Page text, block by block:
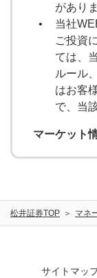
天海源
教えて
海老澤
出演者
があり
当社
ご投資
ては、
ルール
はお客
で、当
マーケット
松井証券TOP マネ
サイトマッ